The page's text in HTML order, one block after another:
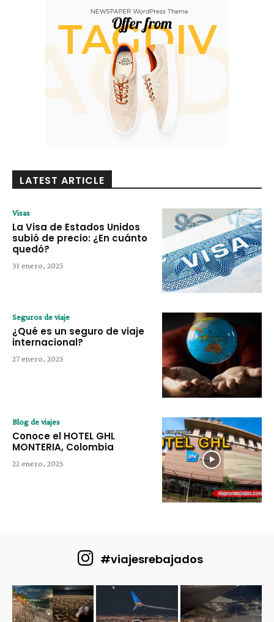
LATEST ARTICLE
Visas
La Visa de Estados Unidos
subió de precio: ¿En cuánto
quedó?
31 enero, 2025
Seguros de viaje
¿Qué es un seguro de viaje
internacional?
27 enero, 2025
Blog de viajes
Conoce el HOTEL GHL
MONTERIA, Colombia
22 enero, 2025
#viajesrebajados